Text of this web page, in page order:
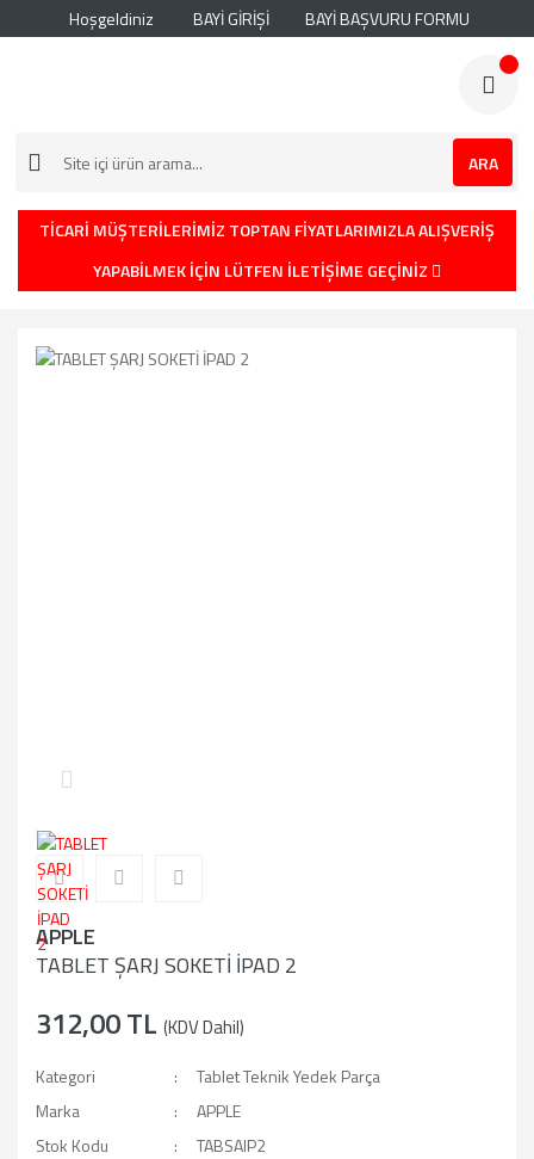
Hoşgeldiniz BAYİ GİRİŞİ BAYİ BAŞVURU FORMU
ARA
TİCARİ MÜŞTERİLERİMİZ TOPTAN FİYATLARIMIZLA ALIŞVERİŞ
YAPABİLMEK İÇİN LÜTFEN İLETİŞİME GEÇİNİZ
APPLE
TABLET ŞARJ SOKETİ İPAD 2
312,00 TL (KDV Dahil)
Kategori
Tablet Teknik Yedek Parça
Marka
APPLE
Stok Kodu
TABSAIP2